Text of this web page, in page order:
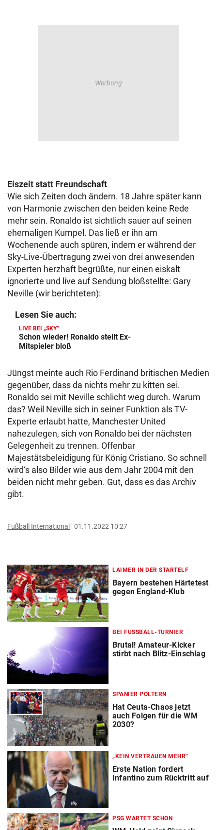
Eiszeit statt Freundschaft
Wie sich Zeiten doch ändern. 18 Jahre später kann
von Harmonie zwischen den beiden keine Rede
mehr sein. Ronaldo ist sichtlich sauer auf seinen
ehemaligen Kumpel. Das ließ er ihn am
Wochenende auch spüren, indem er während der
Sky-Live-Übertragung zwei von drei anwesenden
Experten herzhaft begrüßte, nur einen eiskalt
ignorierte und live auf Sendung bloßstellte: Gary
Neville (wir berichteten):
Lesen Sie auch:
LIVE BEI „SKY“
Schon wieder! Ronaldo stellt Ex-
Mitspieler bloß
Jüngst meinte auch Rio Ferdinand britischen Medien
gegenüber, dass da nichts mehr zu kitten sei.
Ronaldo sei mit Neville schlicht weg durch. Warum
das? Weil Neville sich in seiner Funktion als TV-
Experte erlaubt hatte, Manchester United
nahezulegen, sich von Ronaldo bei der nächsten
Gelegenheit zu trennen. Offenbar
Majestätsbeleidigung für König Cristiano. So schnell
wird‘s also Bilder wie aus dem Jahr 2004 mit den
beiden nicht mehr geben. Gut, dass es das Archiv
gibt.
Fußball International 01.11.2022 10:27
LAIMER IN DER STARTELF
Bayern bestehen Härtetest
gegen England-Klub
BEI FUSSBALL-TURNIER
Brutal! Amateur-Kicker
stirbt nach Blitz-Einschlag
SPANIER POLTERN
Hat Ceuta-Chaos jetzt
auch Folgen für die WM
2030?
„KEIN VERTRAUEN MEHR“
Erste Nation fordert
Infantino zum Rücktritt auf
PSG WARTET SCHON